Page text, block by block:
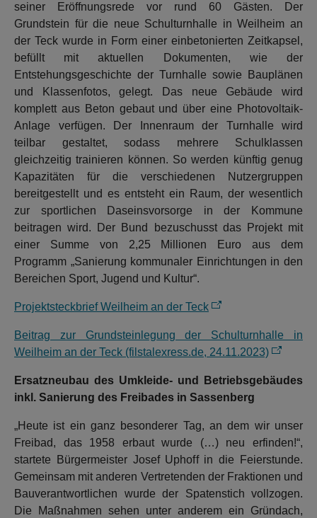
seiner Eröffnungsrede vor rund 60 Gästen. Der
Grundstein für die neue Schulturnhalle in Weilheim an
der Teck wurde in Form einer einbetonierten Zeitkapsel,
befüllt mit aktuellen Dokumenten, wie der
Entstehungsgeschichte der Turnhalle sowie Bauplänen
und Klassenfotos, gelegt. Das neue Gebäude wird
komplett aus Beton gebaut und über eine Photovoltaik-
Anlage verfügen. Der Innenraum der Turnhalle wird
teilbar gestaltet, sodass mehrere Schulklassen
gleichzeitig trainieren können. So werden künftig genug
Kapazitäten für die verschiedenen Nutzergruppen
bereitgestellt und es entsteht ein Raum, der wesentlich
zur sportlichen Daseinsvorsorge in der Kommune
beitragen wird. Der Bund bezuschusst das Projekt mit
einer Summe von 2,25 Millionen Euro aus dem
Programm „Sanierung kommunaler Einrichtungen in den
Bereichen Sport, Jugend und Kultur“.
Projektsteckbrief Weilheim an der Teck
Beitrag zur Grundsteinlegung der Schulturnhalle in
Weilheim an der Teck (filstalexress.de, 24.11.2023)
Ersatzneubau des Umkleide- und Betriebsgebäudes
inkl. Sanierung des Freibades in Sassenberg
„Heute ist ein ganz besonderer Tag, an dem wir unser
Freibad, das 1958 erbaut wurde (…) neu erfinden!“,
startete Bürgermeister Josef Uphoff in die Feierstunde.
Gemeinsam mit anderen Vertretenden der Fraktionen und
Bauverantwortlichen wurde der Spatenstich vollzogen.
Die Maßnahmen sehen unter anderem ein Gründach,